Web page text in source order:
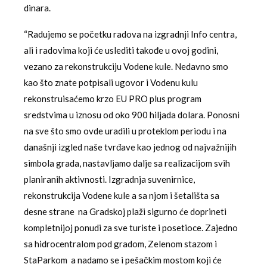
dinara.
“Radujemo se početku radova na izgradnji Info centra,
ali i radovima koji će uslediti takođe u ovoj godini,
vezano za rekonstrukciju Vodene kule. Nedavno smo
kao što znate potpisali ugovor i Vodenu kulu
rekonstruisaćemo krzo EU PRO plus program
sredstvima u iznosu od oko 900 hiljada dolara. Ponosni
na sve što smo ovde uradili u proteklom periodu i na
današnji izgled naše tvrđave kao jednog od najvažnijih
simbola grada, nastavljamo dalje sa realizacijom svih
planiranih aktivnosti. Izgradnja suvenirnice,
rekonstrukcija Vodene kule a sa njom i šetališta sa
desne strane na Gradskoj plaži sigurno će doprineti
kompletnijoj ponudi za sve turiste i posetioce. Zajedno
sa hidrocentralom pod gradom, Zelenom stazom i
StaParkom a nadamo se i pešačkim mostom koji će